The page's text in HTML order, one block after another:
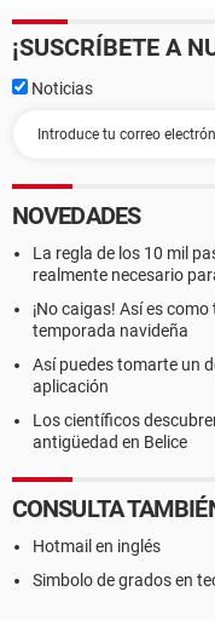
¡SUSCRÍBETE A
Noticias
NOVEDADES
La regla de los 10 mil
realmente necesario
¡No caigas! Así es
temporada navideña
Así puedes tomarte un
aplicación
Los científicos
antigüedad en Belice
CONSULTA
Hotmail en inglés
Simbolo de grados en